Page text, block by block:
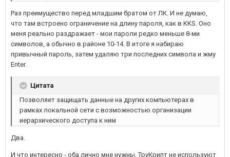
Раз преимущество перед младшим братом от ЛК. И не думаю,
что там встроено ограничение на длину пароля, как в KKS. Оно
меня реально раздражает - мои пароли редко меньше 8-ми
символов, а обычно в районе 10-14. В итоге я набираю
привычный пароль, затем удаляю три последних символа и жму
Enter.
Цитата
Позволяет защищать данные на других компьютерах в
рамках локальной сети с возможностью организации
иерархического доступа к ним
Два.
И что интересно - оба лично мне нужны. ТруКрипт не используют